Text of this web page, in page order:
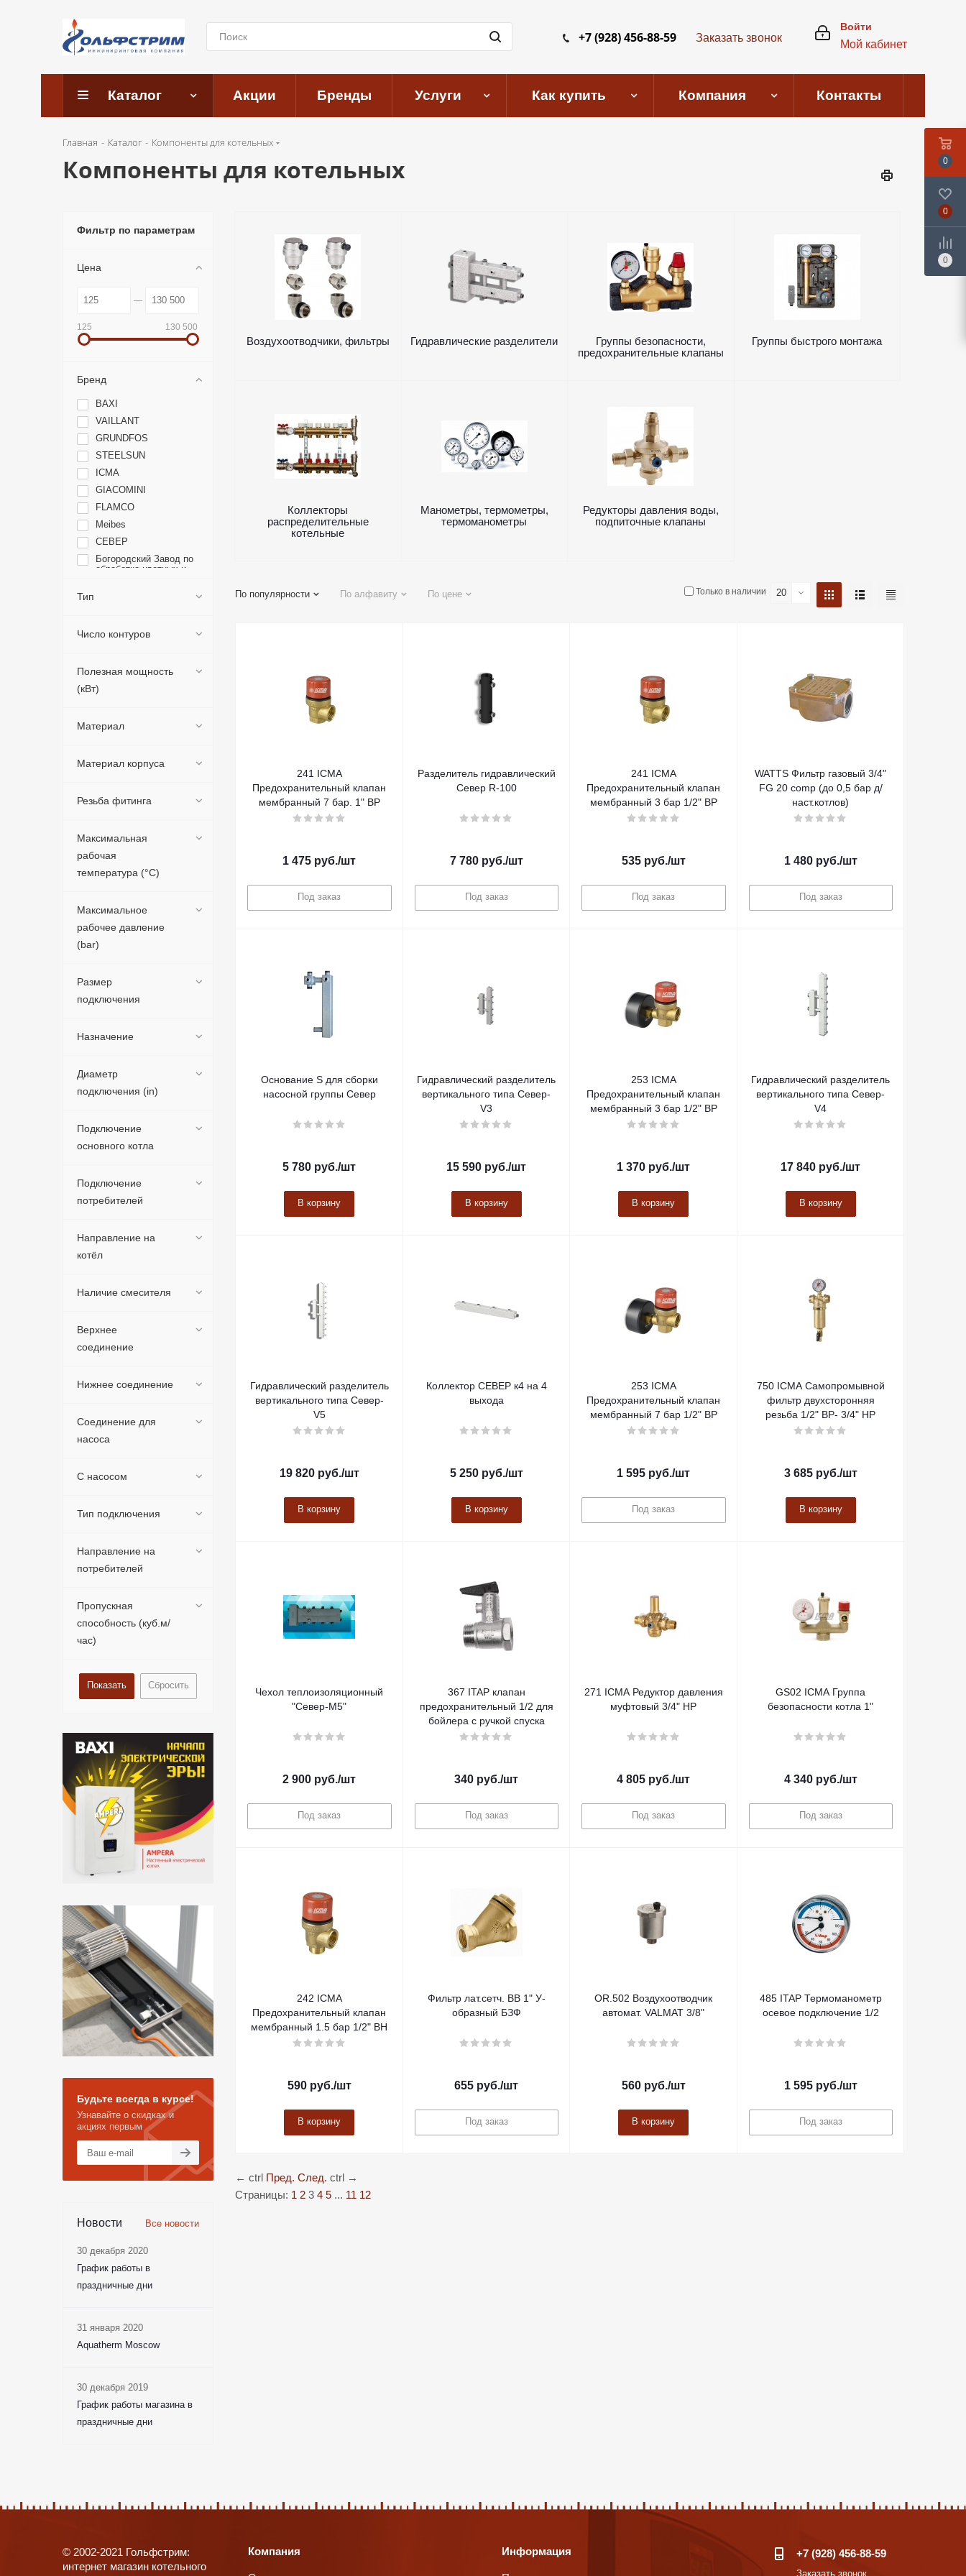
Войти
Мой кабинет
+7 (928) 456-88-59 Заказать звонок
Каталог Акции Бренды Услуги Как купить Компания Контакты
Главная - Каталог - Компоненты для котельных
Компоненты для котельных
Воздухоотводчики, фильтры Гидравлические разделители
Группы безопасности,
предохранительные клапаны
Группы быстрого монтажа
Коллекторы
распределительные
котельные
Манометры, термометры,
термоманометры
Редукторы давления воды,
подпиточные клапаны
По популярности По алфавиту По цене 20
Только в наличии
241 ICMA
Предохранительный клапан
мембранный 7 бар. 1" ВР
1 475 руб./шт
Под заказ
Разделитель гидравлический
Север R-100
7 780руб./шт
Под заказ
241 ICMA
Предохранительный клапан
мембранный 3 бар 1/2" ВР
535руб./шт
Под заказ
WATTS Фильтр газовый 3/4"
FG 20 comp (до 0,5 бар д/
наст.котлов)
1 480руб./шт
Под заказ
Основание S для сборки
насосной группы Север
5 780 руб./шт
В корзину
Гидравлический разделитель
вертикального типа Север-
V3
15 590 руб./шт
В корзину
253 ICMA
Предохранительный клапан
мембранный 3 бар 1/2" ВР
1 370 руб./шт
В корзину
Гидравлический разделитель
вертикального типа Север-
V4
17 840 руб./шт
В корзину
Гидравлический разделитель
вертикального типа Север-
V5
19 820руб./шт
В корзину
Коллектор СЕВЕР к4 на 4
выхода
5 250руб./шт
В корзину
253 ICMA
Предохранительный клапан
мембранный 7 бар 1/2" ВР
1 595 руб./шт
Под заказ
750 ICMA Самопромывной
фильтр двухсторонняя
резьба 1/2" ВР- 3/4" НР
3 685руб./шт
В корзину
Чехол теплоизоляционный
"Север-М5"
2 900 руб./шт
Под заказ
367 ITAP клапан
предохранительный 1/2 для
бойлера с ручкой спуска
340 руб./шт
Под заказ
271 ICMA Редуктор давления
муфтовый 3/4" НР
4 805 руб./шт
Под заказ
GS02 ICMA Группа
безопасности котла 1"
4 340руб./шт
Под заказ
242 ICMA
Предохранительный клапан
мембранный 1.5 бар 1/2" ВН
590руб./шт
В корзину
Фильтр лат.сетч. ВВ 1" У-
образный БЗФ
655 руб./шт
Под заказ
OR.502 Воздухоотводчик
автомат. VALMAT 3/8"
560руб./шт
В корзину
485 ITAP Термоманометр
осевое подключение 1/2
1 595руб./шт
Под заказ
← ctrl Пред. След. ctrl →
Страницы: 1 2 3 4 5 ... 11 12
Фильтр по параметрам
Цена
125 130 500
Бренд
BAXI
VAILLANT
GRUNDFOS
STEELSUN
ICMA
GIACOMINI
FLAMCO
Meibes
СЕВЕР
Богородский Завод по
обработке цветных и
Тип
Число контуров
Полезная мощность
(кВт)
Материал
Материал корпуса
Резьба фитинга
Максимальная
рабочая
температура (°C)
Максимальное
рабочее давление
(bar)
Размер
подключения
Назначение
Диаметр
подключения (in)
Подключение
основного котла
Подключение
потребителей
Направление на
котёл
Наличие смесителя
Верхнее
соединение
Нижнее соединение
Соединение для
насоса
С насосом
Тип подключения
Направление на
потребителей
Пропускная
способность (куб.м/
час)
Сбросить
Будьте всегда в курсе!
Узнавайте о скидках и
акциях первым
Новости Все новости
30 декабря 2020
График работы в
праздничные дни
31 января 2020
Aquatherm Moscow
30 декабря 2019
График работы магазина в
праздничные дни
© 2002-2021 Гольфстрим:
интернет магазин котельного
Компания Информация +7 (928) 456-88-59
Заказать звонок
0
0
0